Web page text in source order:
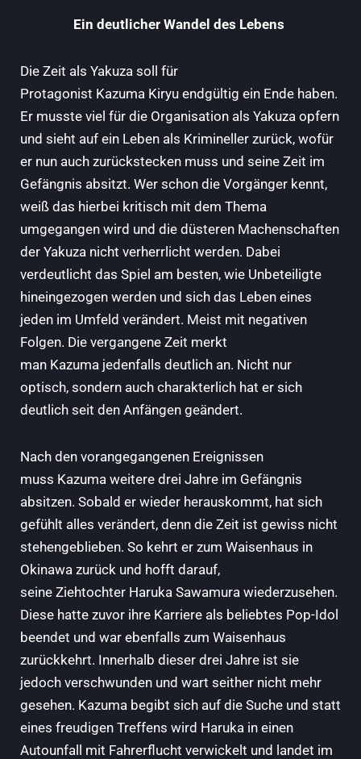
Ein deutlicher Wandel des Lebens
Die Zeit als Yakuza soll für
Protagonist Kazuma Kiryu endgültig ein Ende haben.
Er musste viel für die Organisation als Yakuza opfern
und sieht auf ein Leben als Krimineller zurück, wofür
er nun auch zurückstecken muss und seine Zeit im
Gefängnis absitzt. Wer schon die Vorgänger kennt,
weiß das hierbei kritisch mit dem Thema
umgegangen wird und die düsteren Machenschaften
der Yakuza nicht verherrlicht werden. Dabei
verdeutlicht das Spiel am besten, wie Unbeteiligte
hineingezogen werden und sich das Leben eines
jeden im Umfeld verändert. Meist mit negativen
Folgen. Die vergangene Zeit merkt
man Kazuma jedenfalls deutlich an. Nicht nur
optisch, sondern auch charakterlich hat er sich
deutlich seit den Anfängen geändert.
Nach den vorangegangenen Ereignissen
muss Kazuma weitere drei Jahre im Gefängnis
absitzen. Sobald er wieder herauskommt, hat sich
gefühlt alles verändert, denn die Zeit ist gewiss nicht
stehengeblieben. So kehrt er zum Waisenhaus in
Okinawa zurück und hofft darauf,
seine Ziehtochter Haruka Sawamura wiederzusehen.
Diese hatte zuvor ihre Karriere als beliebtes Pop-Idol
beendet und war ebenfalls zum Waisenhaus
zurückkehrt. Innerhalb dieser drei Jahre ist sie
jedoch verschwunden und wart seither nicht mehr
gesehen. Kazuma begibt sich auf die Suche und statt
eines freudigen Treffens wird Haruka in einen
Autounfall mit Fahrerflucht verwickelt und landet im